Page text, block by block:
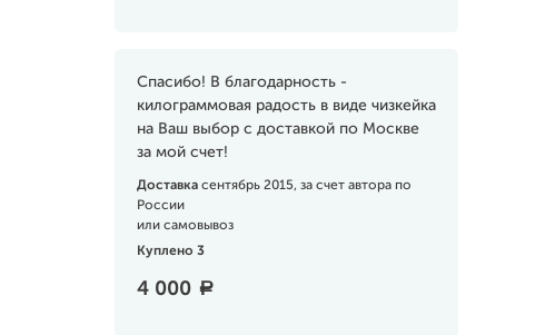
Спасибо! В благодарность -
килограммовая радость в виде чизкейка
на Ваш выбор с доставкой по Москве
за мой счет!
Доставка сентябрь 2015, за счет автора по
России
или самовывоз
Куплено 3
4 000 a